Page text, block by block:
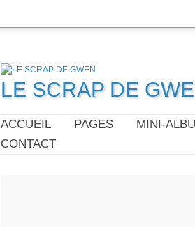
LE SCRAP DE
ACCUEIL PAGES MINI-
CONTACT